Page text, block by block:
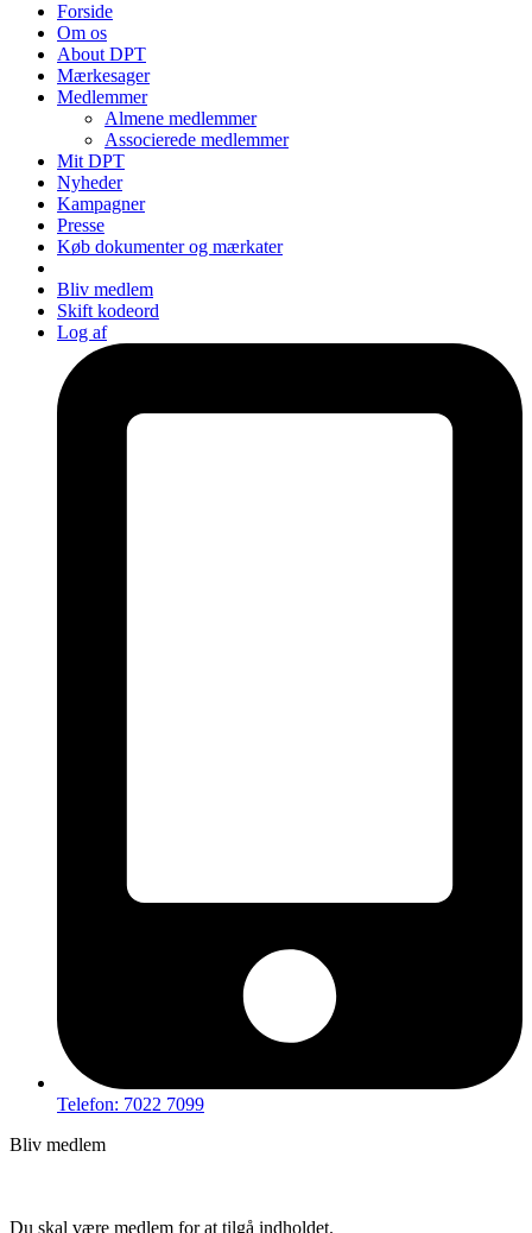
Forside
Om os
About DPT
Mærkesager
Medlemmer
Almene medlemmer
Associerede medlemmer
Mit DPT
Nyheder
Kampagner
Presse
Køb dokumenter og mærkater
Bliv medlem
Skift kodeord
Log af
Telefon: 7022 7099
Bliv medlem
Du skal være medlem for at tilgå indholdet.